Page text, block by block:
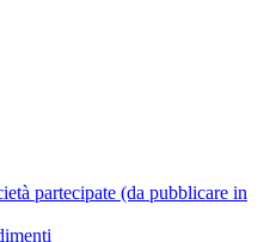
partecipate (da pubblicare in